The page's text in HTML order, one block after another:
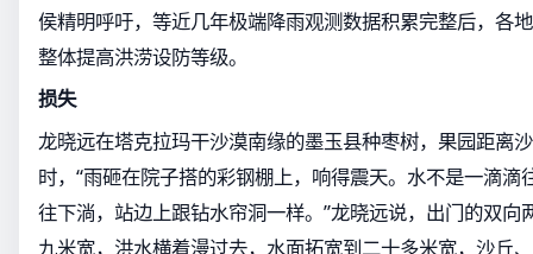
侯精明呼吁，等近几年极端降雨观测数据积累完整后，各
整体提高洪涝设防等级。
损失
龙晓远在塔克拉玛干沙漠南缘的墨玉县种枣树，果园距离
时，“雨砸在院子搭的彩钢棚上，响得震天。水不是一滴滴
往下淌，站边上跟钻水帘洞一样。”龙晓远说，出门的双向
九米宽，洪水横着漫过去，水面拓宽到二十多米宽，沙丘